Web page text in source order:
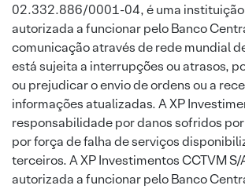
02.332.886/0001-04, é uma
autorizada a funcionar pelo Banco
comunicação através de rede mundial
está sujeita a interrupções ou atrasos,
ou prejudicar o envio de ordens ou a
informações atualizadas. A XP
responsabilidade por danos sofridos
por força de falha de serviços
terceiros. A XP Investimentos CCTVM
autorizada a funcionar pelo Banco